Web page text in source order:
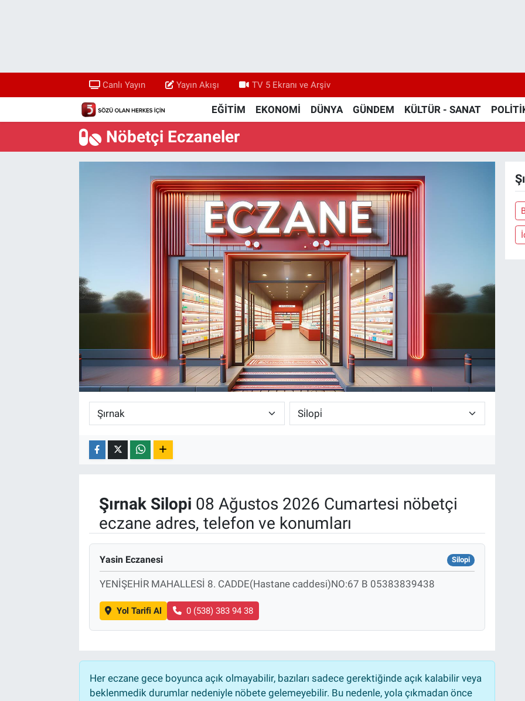
Canlı Yayın Yayın Akışı TV 5 Ekranı ve Arşiv
EĞİTİM EKONOMİ DÜNYA GÜNDEM KÜLTÜR - SANAT
Nöbetçi Eczaneler
Şırnak Silopi 08 Ağustos 2026 Cumartesi nöbetçi
eczane adres, telefon ve konumları
Yasin Eczanesi Silopi
YENİŞEHİR MAHALLESİ 8. CADDE(Hastane caddesi)NO:67 B 05383839438
Yol Tarifi Al 0 (538) 383 94 38
Her eczane gece boyunca açık olmayabilir, bazıları sadece gerektiğinde açık kalabilir veya
beklenmedik durumlar nedeniyle nöbete gelemeyebilir. Bu nedenle, yola çıkmadan önce
Yayın Akışı
TV 5 Ekranı ve Arşiv